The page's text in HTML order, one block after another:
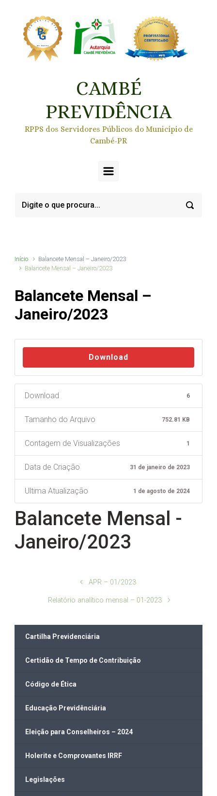
CAMBÉ
PREVIDÊNCIA
RPPS dos Servidores Públicos do Município de
Cambé-PR
Início
Balancete Mensal – Janeiro/2023
Balancete Mensal – Janeiro/2023
Balancete Mensal –
Janeiro/2023
Download
Download 6
Tamanho do Arquivo 752.81 KB
Contagem de Visualizações 1
Data de Criação 31 de janeiro de 2023
Ultima Atualização 1 de agosto de 2024
Balancete Mensal -
Janeiro/2023
APR – 01/2023
Relatório analítico mensal – 01-2023
Cartilha Previdenciária
Certidão de Tempo de Contribuição
Código de Ética
Educação Previdênciária
Eleição para Conselheiros – 2024
Holerite e Comprovantes IRRF
Legislações